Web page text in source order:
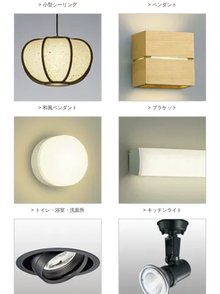
> 小型シーリング > ペンダント
> 和風ペンダント > ブラケット
> トイレ・浴室・洗面所 > キッチンライト